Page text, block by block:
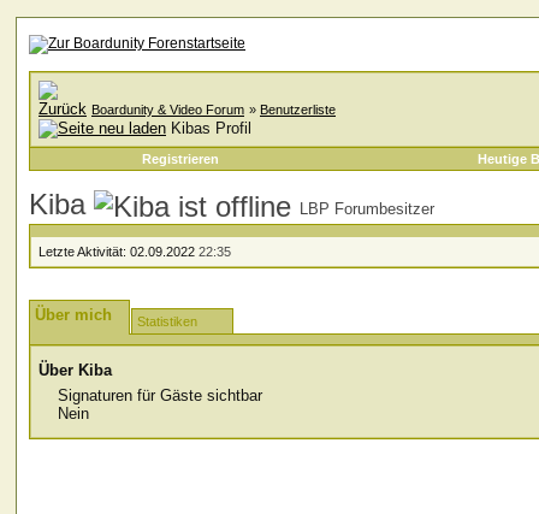
Boardunity & Video Forum » Benutzerliste
Kibas Profil
Registrieren Heutige
Kiba LBP Forumbesitzer
Letzte Aktivität: 02.09.2022 22:35
Über mich Statistiken
Über Kiba
Signaturen für Gäste sichtbar
Nein